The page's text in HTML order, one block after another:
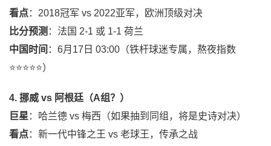
看点：2018冠军 vs 2022亚军，欧洲顶级对决
比分预测 ：法国 2-1 或 1-1 荷兰
中国时间 ：6月17日 03:00（铁杆球迷专属，熬夜指数
⭐⭐⭐⭐⭐）
4. 挪威 vs 阿根廷（A组？）
巨星 ：哈兰德 vs 梅西（如果抽到同组，将是史诗对决）
看点：新一代中锋之王 vs 老球王，传承之战